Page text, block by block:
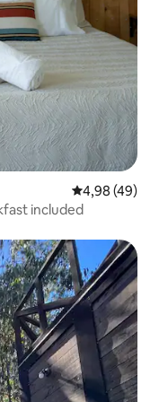
Gemiddelde
4,98 (49)
included